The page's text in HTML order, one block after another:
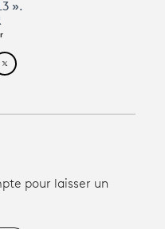
».
cet article sur
Partager cet article sur
pour laisser un